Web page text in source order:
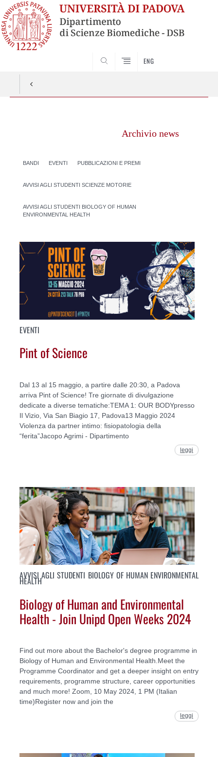
ENG
Archivio news
BANDI EVENTI PUBBLICAZIONI E PREMI
AVVISI AGLI STUDENTI SCIENZE MOTORIE
AVVISI AGLI STUDENTI BIOLOGY OF HUMAN
ENVIRONMENTAL HEALTH
EVENTI
Pint of Science
Dal 13 al 15 maggio, a partire dalle 20:30, a Padova
arriva Pint of Science! Tre giornate di divulgazione
dedicate a diverse tematiche:TEMA 1: OUR BODYpresso
Il Vizio, Via San Biagio 17, Padova13 Maggio 2024
Vіоlеnzа dа раrtnеr іntіmо: fіѕіораtоlоgіа dеllа
“fеrіtа”Jacopo Agrimi ‑ Dipartimento
leggi
AVVISI AGLI STUDENTI BIOLOGY OF HUMAN ENVIRONMENTAL
HEALTH
Biology of Human and Environmental
Health - Join Unipd Open Weeks 2024
Find out more about the Bachelor's degree programme in
Biology of Human and Environmental Health.Meet the
Programme Coordinator and get a deeper insight on entry
requirements, programme structure, career opportunities
and much more! Zoom, 10 May 2024, 1 PM (Italian
time)Register now and join the
leggi